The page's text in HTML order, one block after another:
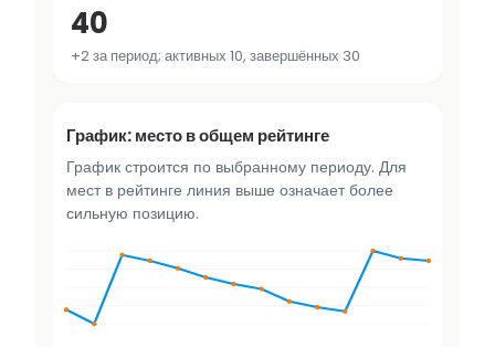
40
+2 за период; активных 10, завершённых 30
График: место в общем рейтинге
График строится по выбранному периоду. Для
мест в рейтинге линия выше означает более
сильную позицию.